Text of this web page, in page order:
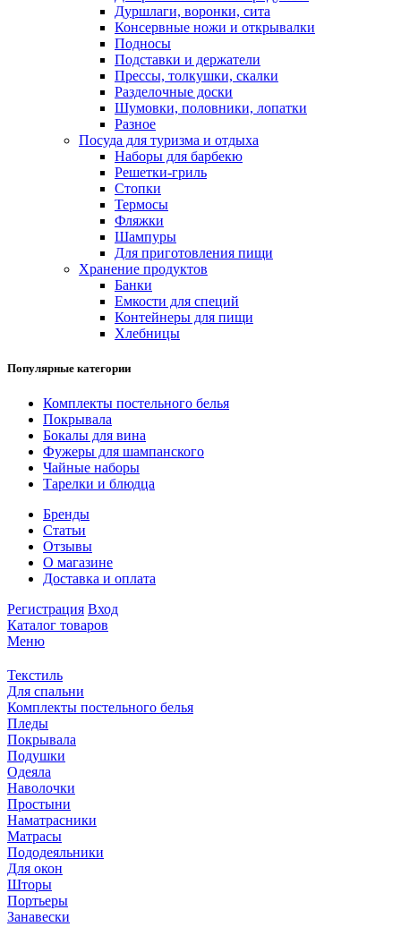
Дуршлаги, воронки, сита
Консервные ножи и открывалки
Подносы
Подставки и держатели
Прессы, толкушки, скалки
Разделочные доски
Шумовки, половники, лопатки
Разное
Посуда для туризма и отдыха
Наборы для барбекю
Решетки-гриль
Стопки
Термосы
Фляжки
Шампуры
Для приготовления пищи
Хранение продуктов
Банки
Емкости для специй
Контейнеры для пищи
Хлебницы
Популярные категории
Комплекты постельного белья
Покрывала
Бокалы для вина
Фужеры для шампанского
Чайные наборы
Тарелки и блюдца
Бренды
Статьи
Отзывы
О магазине
Доставка и оплата
Регистрация Вход
Каталог товаров
Меню
Текстиль
Для спальни
Комплекты постельного белья
Пледы
Покрывала
Подушки
Одеяла
Наволочки
Простыни
Наматрасники
Матрасы
Пододеяльники
Для окон
Шторы
Портьеры
Занавески